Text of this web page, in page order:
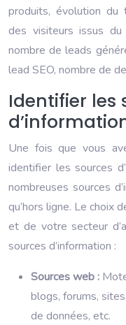
produits, évolution du
des visiteurs issus
nombre de leads
lead SEO, nombre de
Identifier les
Une fois que vous
identifier les sources
nombreuses sources
qu’hors ligne. Le choix
et de votre secteur
sources d’information :
Sources web :
blogs, forums,
de données, etc.